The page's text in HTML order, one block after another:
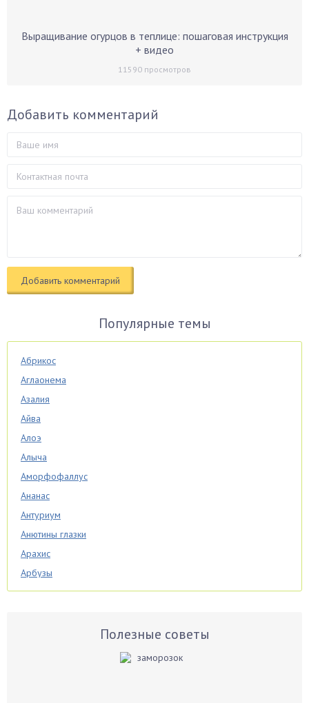
Выращивание огурцов в теплице: пошаговая инструкция
+ видео
11590 просмотров
Добавить комментарий
Популярные темы
Абрикос
Аглаонема
Азалия
Айва
Алоэ
Алыча
Аморфофаллус
Ананас
Антуриум
Анютины глазки
Арахис
Арбузы
Аспарагус
Полезные советы